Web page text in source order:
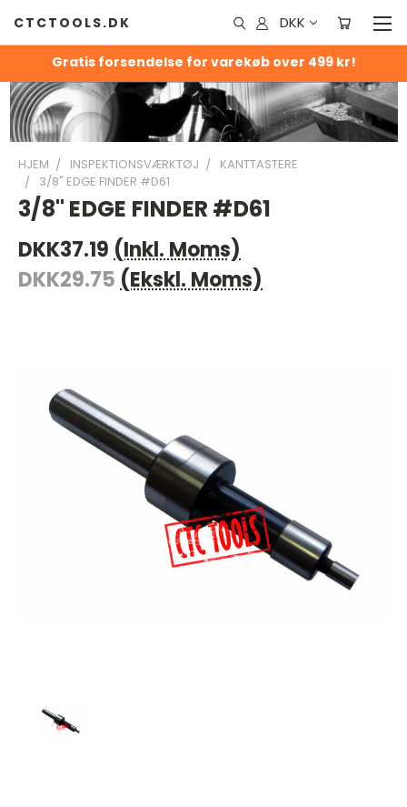
Gratis forsendelse for varekøb over 499 kr!
CTCTOOLS.DK DKK
HJEM INSPEKTIONSVÆRKTØJ
KANTTASTERE
3/8" EDGE FINDER #D61
3/8" EDGE FINDER #D61
DKK37.19 (Inkl. Moms)
DKK29.75 (Ekskl. Moms)